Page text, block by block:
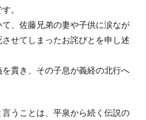
。
、佐藤兄弟の妻や子供に涙なが
せてしまったお詫びとを申し述
貫き、その子息が義経の北行へ
うことは、平泉から続く伝説の